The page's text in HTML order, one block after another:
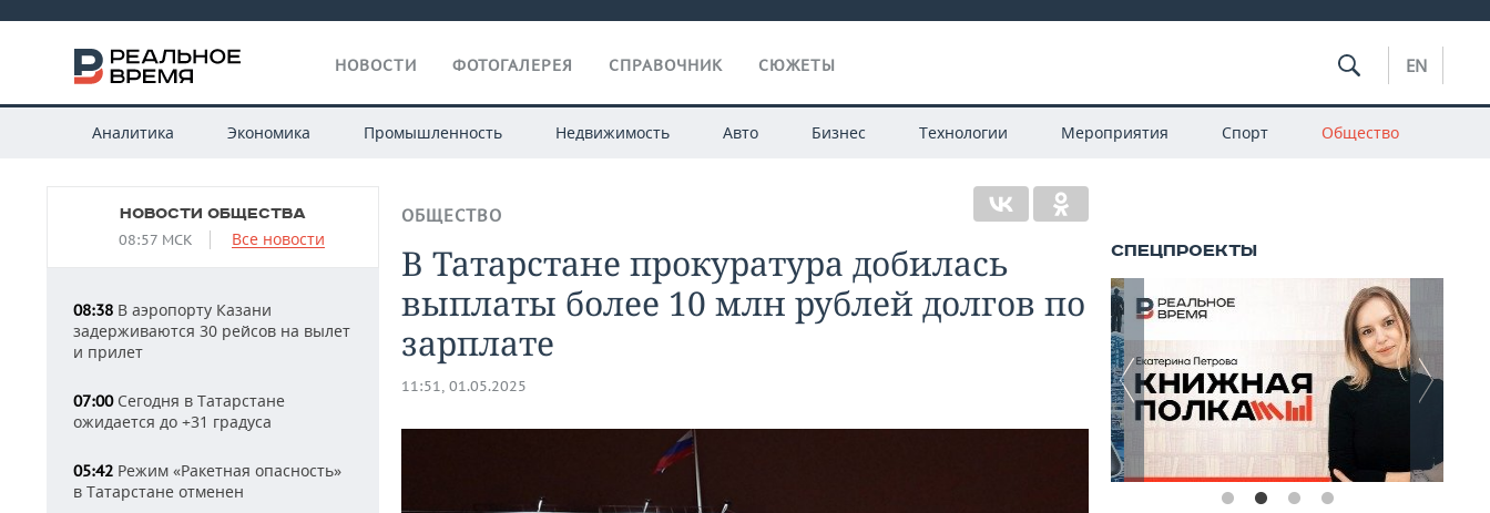
НОВОСТИ ФОТОГАЛЕРЕЯ СПРАВОЧНИК СЮЖЕТЫ EN
Аналитика Экономика Промышленность Недвижимость Авто Бизнес Технологии Мероприятия Спорт Общество
НОВОСТИ ОБЩЕСТВА
08:57 МСК Все новости
08:38 В аэропорту Казани
задерживаются 30 рейсов на вылет
и прилет
07:00Сегодня в Татарстане
ожидается до +31 градуса
05:42 Режим «Ракетная опасность»
в Татарстане отменен
ОБЩЕСТВО
В Татарстане прокуратура добилась
выплаты более 10 млн рублей долгов по
зарплате
11:51, 01.05.2025